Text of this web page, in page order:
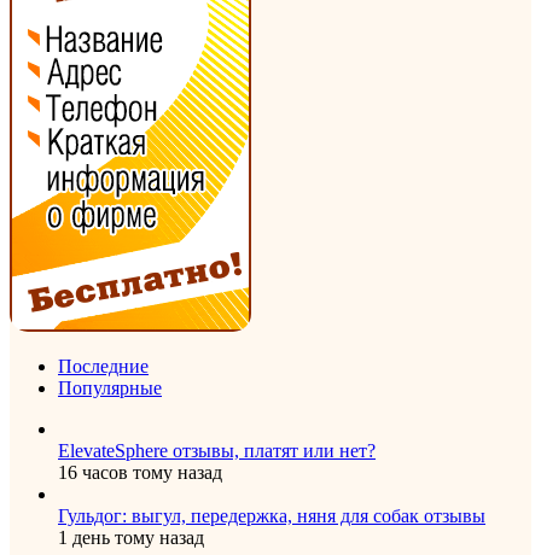
Последние
Популярные
ElevateSphere отзывы, платят или нет?
16 часов тому назад
Гульдог: выгул, передержка, няня для собак отзывы
1 день тому назад